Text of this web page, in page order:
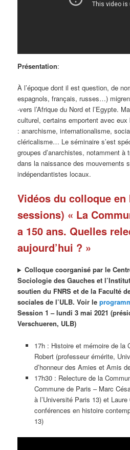
Présentation:
À l’époque dont il est question, de
espagnols, français, russes…)
-vers l’Afrique du Nord et l’Egypte.
culturel, certains emportent avec
: anarchisme, internationalisme,
cléricalisme… Le séminaire s’est
groupes d’anarchistes, notamment à
dans la naissance des mouvements
indépendantistes locaux.
Vidéos du colloque en
sessions) « La
a 150 ans. Quelles
aujourd’hui ? »
Colloque coorganisé par le
Sociologie des Gauches et
soutien du FNRS et de la Faculté
sociales de l’ULB. Voir le
Session 1 – lundi 3 mai 2021
Verschueren, ULB)
17h : Histoire et mémoire de la
Robert (professeur émérite,
d’honneur des Amies et Amis
17h30 : Relecture de la
Commune de Paris – Marc
à l’Université Paris 13) et
conférences en histoire
13)